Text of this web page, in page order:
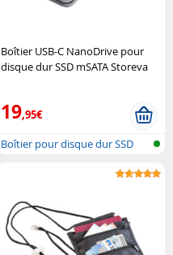
Boîtier USB-C NanoDrive pour
disque dur SSD mSATA Storeva
19,95€
Boîtier pour disque dur SSD